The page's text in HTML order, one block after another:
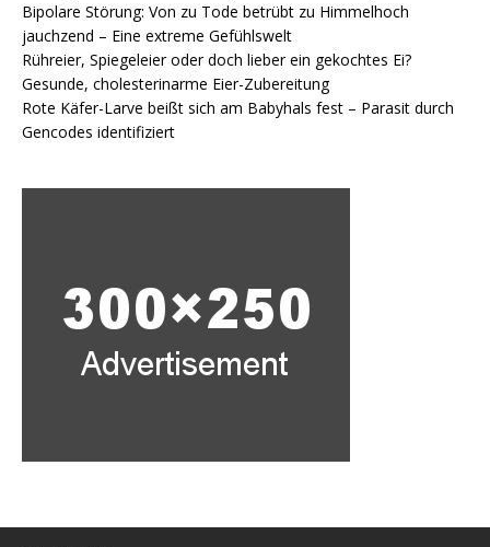
Bipolare Störung: Von zu Tode betrübt zu Himmelhoch
jauchzend – Eine extreme Gefühlswelt
Rühreier, Spiegeleier oder doch lieber ein gekochtes Ei?
Gesunde, cholesterinarme Eier-Zubereitung
Rote Käfer-Larve beißt sich am Babyhals fest – Parasit durch
Gencodes identifiziert